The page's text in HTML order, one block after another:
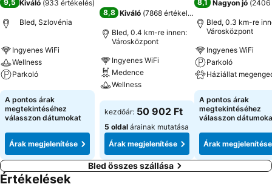
9,5 Kiváló (933 értékelés)
Bled, Szlovénia
Ingyenes WiFi
Wellness
Parkoló
Árak megjelenítése
A pontos árak
megtekintéséhez
válasszon dátumokat
Árak megjelenítése
8,8 Kiváló (7868 értékelés
Bled, 0.4 km-re innen:
Városközpont
Ingyenes WiFi
Medence
Wellness
Árak megjelenítése
kezdőár: 50 902 Ft
5 oldal árainak mutatása
Árak megjelenítése
8,1 Nagyon jó (2406
Bled, 0.3 km-re
Városközpont
Ingyenes WiFi
Parkoló
Háziállat
Árak
A pontos árak
megtekintéséhez
válasszon
Árak megjelenítése
Bled összes szállása
Értékelések